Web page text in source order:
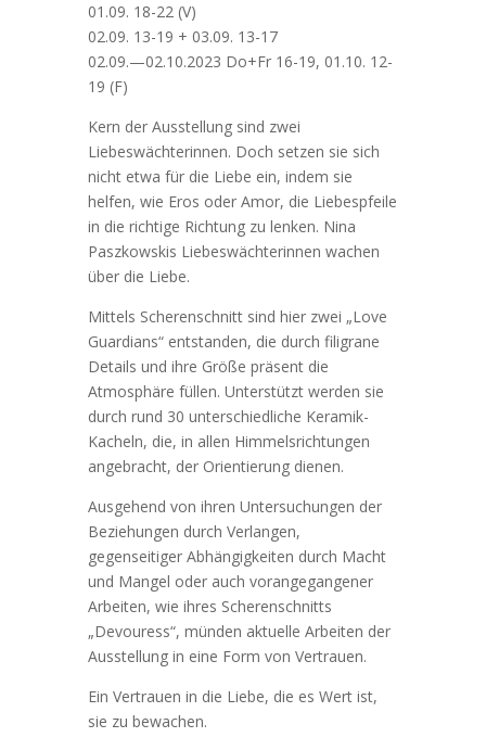
01.09. 18-22 (V)
02.09. 13-19 + 03.09. 13-17
02.09.—02.10.2023 Do+Fr 16-19, 01.10. 12-
19 (F)
Kern der Ausstellung sind zwei
Liebeswächterinnen. Doch setzen sie sich
nicht etwa für die Liebe ein, indem sie
helfen, wie Eros oder Amor, die Liebespfeile
in die richtige Richtung zu lenken. Nina
Paszkowskis Liebeswächterinnen wachen
über die Liebe.
Mittels Scherenschnitt sind hier zwei „Love
Guardians“ entstanden, die durch filigrane
Details und ihre Größe präsent die
Atmosphäre füllen. Unterstützt werden sie
durch rund 30 unterschiedliche Keramik-
Kacheln, die, in allen Himmelsrichtungen
angebracht, der Orientierung dienen.
Ausgehend von ihren Untersuchungen der
Beziehungen durch Verlangen,
gegenseitiger Abhängigkeiten durch Macht
und Mangel oder auch vorangegangener
Arbeiten, wie ihres Scherenschnitts
„Devouress“, münden aktuelle Arbeiten der
Ausstellung in eine Form von Vertrauen.
Ein Vertrauen in die Liebe, die es Wert ist,
sie zu bewachen.